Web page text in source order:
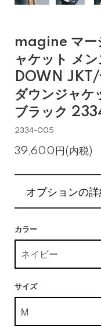
magine マー
ャケット メ
DOWN JKT/
ダウンジャケ
ブラック
2334-005
39,600円(内税)
オプションの
カラー
サイズ